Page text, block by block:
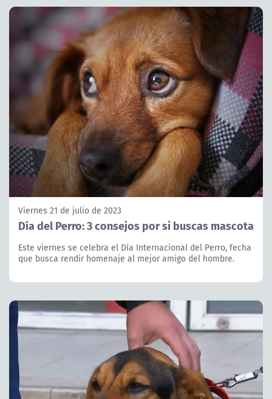
Viernes 21 de julio de 2023
Día del Perro: 3 consejos por si buscas mascota
Este viernes se celebra el Día Internacional del Perro, fecha
que busca rendir homenaje al mejor amigo del hombre.